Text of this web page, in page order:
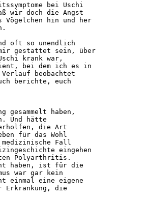
bei Uschi
wir doch die Angst
hin und her
oft so unendlich
gestattet sein, über
krank war,
bei dem ich es in
beobachtet
berichte, euch
haben,
Und hätte
die Art
für das Wohl
medizinische Fall
eingehen
Polyarthritis.
haben, ist für die
war gar kein
einmal eine eigene
Erkrankung, die